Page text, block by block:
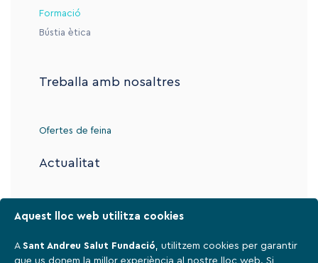
Aquest lloc web utilitza cookies
A Sant Andreu Salut Fundació, utilitzem cookies per garantir
que us donem la millor experiència al nostre lloc web. Si
Formació
Bústia ètica
Treballa amb nosaltres
Ofertes de feina
Actualitat
Contacte